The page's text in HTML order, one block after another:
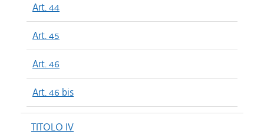
Art. 44
Art. 45
Art. 46
Art. 46 bis
TITOLO IV